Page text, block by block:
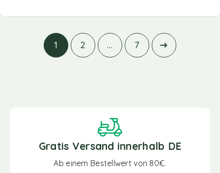
1 2 … 7
Gratis Versand innerhalb DE
Ab einem Bestellwert von 80€.